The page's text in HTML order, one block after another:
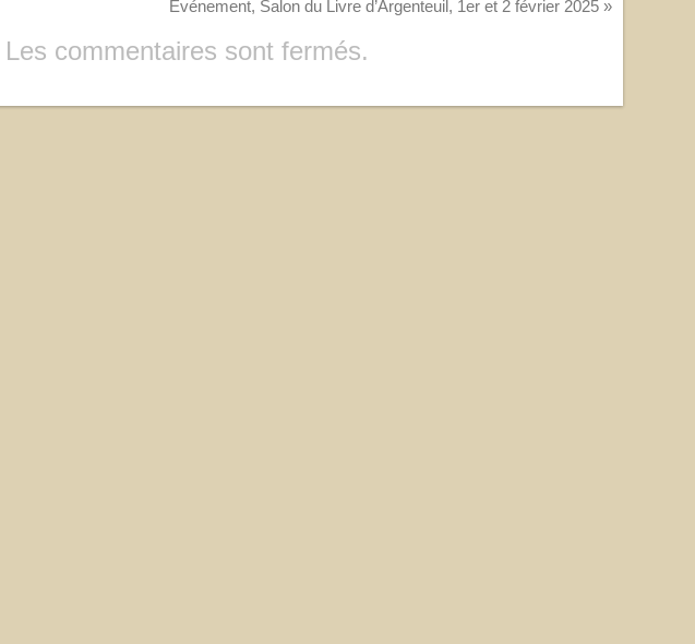
Événement, Salon du Livre d’Argenteuil, 1er et 2 février 2025 »
Les commentaires sont fermés.